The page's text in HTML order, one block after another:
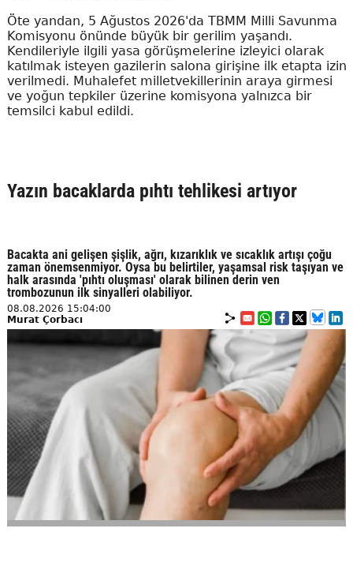
Öte yandan, 5 Ağustos 2026'da TBMM Milli Savunma
Komisyonu önünde büyük bir gerilim yaşandı.
Kendileriyle ilgili yasa görüşmelerine izleyici olarak
katılmak isteyen gazilerin salona girişine ilk etapta izin
verilmedi. Muhalefet milletvekillerinin araya girmesi
ve yoğun tepkiler üzerine komisyona yalnızca bir
temsilci kabul edildi.
Yazın bacaklarda pıhtı tehlikesi artıyor
Bacakta ani gelişen şişlik, ağrı, kızarıklık ve sıcaklık artışı çoğu
zaman önemsenmiyor. Oysa bu belirtiler, yaşamsal risk taşıyan ve
halk arasında 'pıhtı oluşması' olarak bilinen derin ven
trombozunun ilk sinyalleri olabiliyor.
08.08.2026 15:04:00
Murat Çorbacı